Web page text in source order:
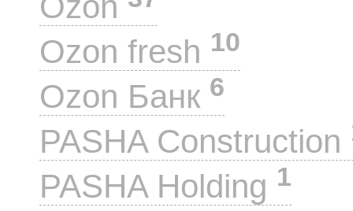
Ozon fresh 10
Ozon Банк 6
PASHA Construction
PASHA Holding 1